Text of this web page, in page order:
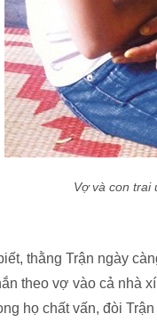
Vợ và con trai
thằng Trận ngày
theo vợ vào cả nhà
họ chất vấn, đòi